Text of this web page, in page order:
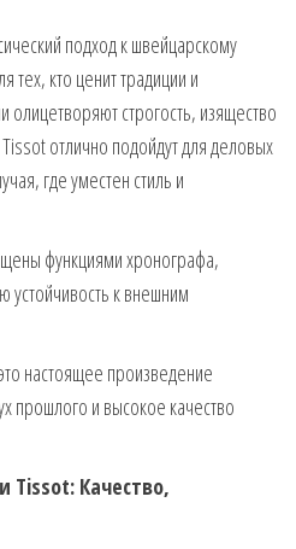
подход к швейцарскому
тех, кто ценит традиции и
олицетворяют строгость, изящество
отлично подойдут для деловых
где уместен стиль и
функциями хронографа,
к внешним
настоящее произведение
прошлого и высокое качество
Tissot: Качество,